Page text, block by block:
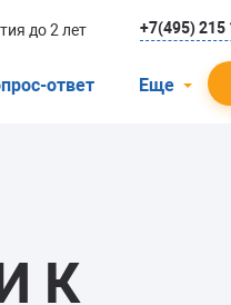
до 2 лет +7(495) 215
ответ Еще
К